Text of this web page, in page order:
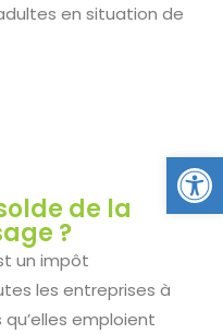
en situation de
de la
?
un impôt
les entreprises à
emploient